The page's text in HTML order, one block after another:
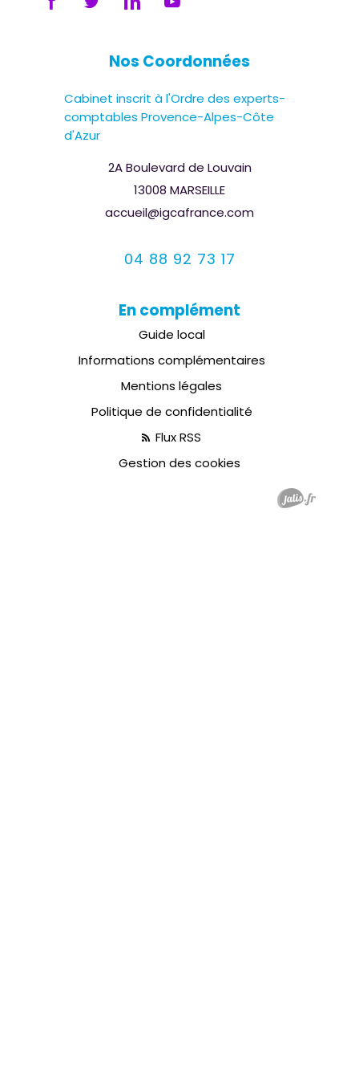
Nos Coordonnées
Cabinet inscrit à l'Ordre des experts-
comptables Provence-Alpes-Côte
d'Azur
2A Boulevard de Louvain
13008 MARSEILLE
accueil@igcafrance.com
04 88 92 73 17
En complément
Guide local
Informations complémentaires
Mentions légales
Politique de confidentialité
Flux RSS
Gestion des cookies